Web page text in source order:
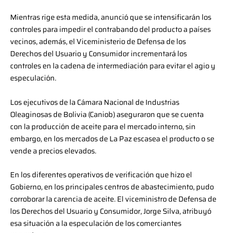
Mientras rige esta medida, anunció que se intensificarán los
controles para impedir el contrabando del producto a países
vecinos, además, el Viceministerio de Defensa de los
Derechos del Usuario y Consumidor incrementará los
controles en la cadena de intermediación para evitar el agio y
especulación.
Los ejecutivos de la Cámara Nacional de Industrias
Oleaginosas de Bolivia (Caniob) aseguraron que se cuenta
con la producción de aceite para el mercado interno, sin
embargo, en los mercados de La Paz escasea el producto o se
vende a precios elevados.
En los diferentes operativos de verificación que hizo el
Gobierno, en los principales centros de abastecimiento, pudo
corroborar la carencia de aceite. El viceministro de Defensa de
los Derechos del Usuario y Consumidor, Jorge Silva, atribuyó
esa situación a la especulación de los comerciantes